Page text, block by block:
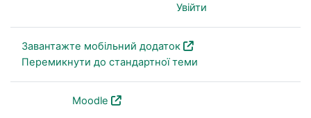
Увійти
Завантажте мобільний додаток
Перемикнути до стандартної теми
Moodle